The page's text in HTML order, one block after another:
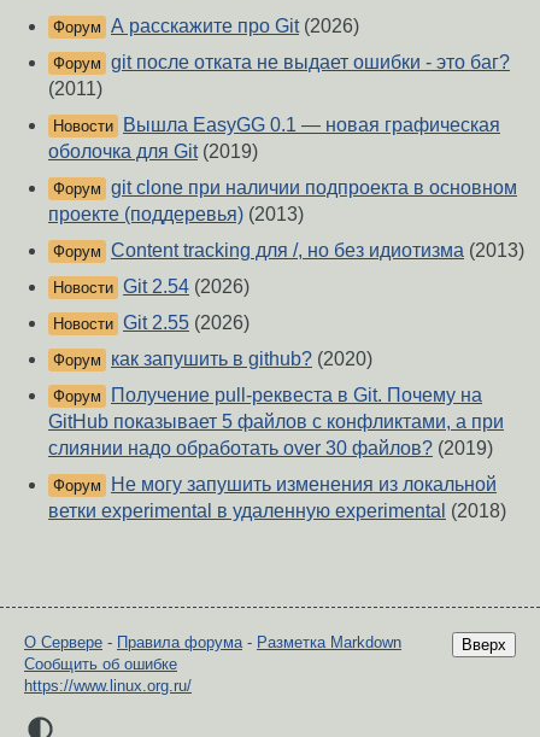
Форум А расскажите про Git(2026)
Форум git после отката не выдает ошибки - это баг?
(2011)
Новости
Вышла EasyGG 0.1 — новая графическая
оболочка для Git(2019)
Форум git clone при наличии подпроекта в основном
проекте (поддеревья) (2013)
Форум Content tracking для /, но без идиотизма (2013)
Новости Git 2.54 (2026)
Новости Git 2.55 (2026)
Форум как запушить в github? (2020)
Форум
Получение pull-реквеста в Git. Почему на
GitHub показывает 5 файлов с конфликтами, а при
слиянии надо обработать over 30 файлов? (2019)
Форум
Не могу запушить изменения из локальной
ветки experimental в удаленную experimental (2018)
Вверх
О Сервере - Правила форума- Разметка Markdown
Сообщить об ошибке
https://www.linux.org.ru/